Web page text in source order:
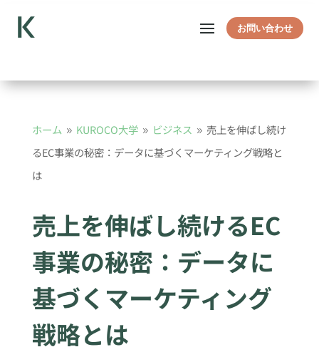
お問い合わせ
ホーム 9 KUROCO大学 9 ビジネス 9 売上を伸ばし続け
るEC事業の秘密：データに基づくマーケティング戦略と
は
売上を伸ばし続けるEC
事業の秘密：データに
基づくマーケティング
戦略とは